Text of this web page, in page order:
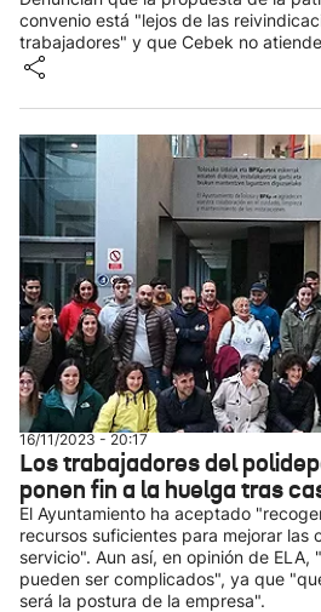
convenio está "lejos de las
trabajadores" y que Cebek no
16/11/2023 - 20:17
Los trabajadores del
ponen fin a la huelga tras
El Ayuntamiento ha aceptado
recursos suficientes para mejorar las
servicio". Aun así, en opinión de ELA,
pueden ser complicados", ya que
será la postura de la empresa".